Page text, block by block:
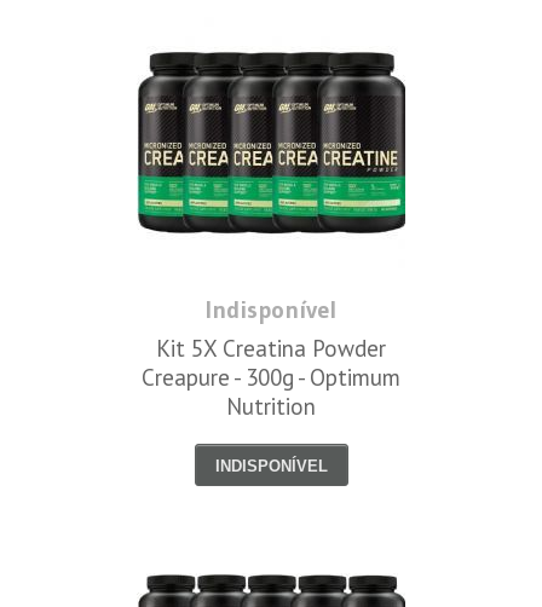
Indisponível
Kit 5X Creatina Powder
Creapure - 300g - Optimum
Nutrition
INDISPONÍVEL